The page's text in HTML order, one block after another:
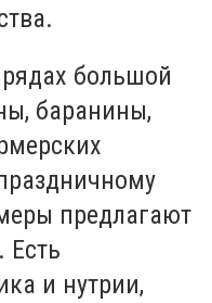
большой
баранины,
предлагают
Есть
и нутрии,